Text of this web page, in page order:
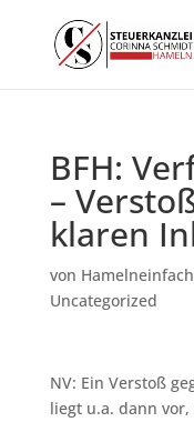
BFH:
–
klaren
von
Uncategorized
NV: Ein Verstoß
liegt u.a. dann vor,